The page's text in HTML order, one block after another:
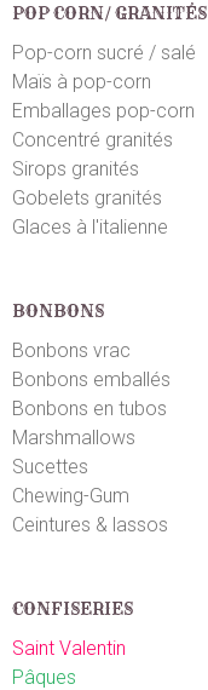
POP CORN/ GRANITÉS
Pop-corn sucré / salé
Maïs à pop-corn
Emballages pop-corn
Concentré granités
Sirops granités
Gobelets granités
Glaces à l'italienne
BONBONS
Bonbons vrac
Bonbons emballés
Bonbons en tubos
Marshmallows
Sucettes
Chewing-Gum
Ceintures & lassos
CONFISERIES
Saint Valentin
Pâques